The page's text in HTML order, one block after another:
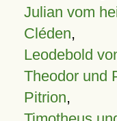
Julian vom
Cléden,
Leodebold
Theodor und
Pitrion,